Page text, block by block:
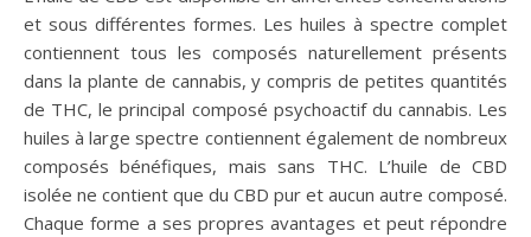
et sous différentes formes. Les huiles à spectre complet
contiennent tous les composés naturellement présents
dans la plante de cannabis, y compris de petites quantités
de THC, le principal composé psychoactif du cannabis. Les
huiles à large spectre contiennent également de nombreux
composés bénéfiques, mais sans THC. L’huile de CBD
isolée ne contient que du CBD pur et aucun autre composé.
Chaque forme a ses propres avantages et peut répondre